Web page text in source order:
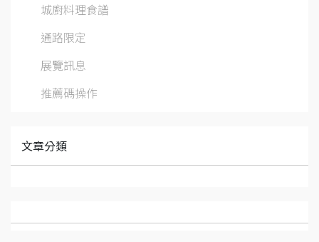
城廚料理食譜
通路限定
展覽訊息
推薦碼操作
文章分類